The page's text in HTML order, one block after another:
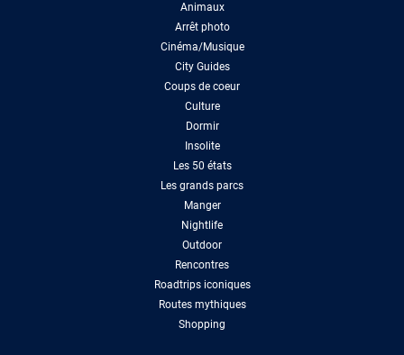
Animaux
Arrêt photo
Cinéma/Musique
City Guides
Coups de coeur
Culture
Dormir
Insolite
Les 50 états
Les grands parcs
Manger
Nightlife
Outdoor
Rencontres
Roadtrips iconiques
Routes mythiques
Shopping